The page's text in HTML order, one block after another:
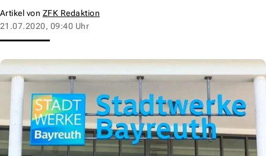
Artikel von ZFK Redaktion
21.07.2020, 09:40 Uhr